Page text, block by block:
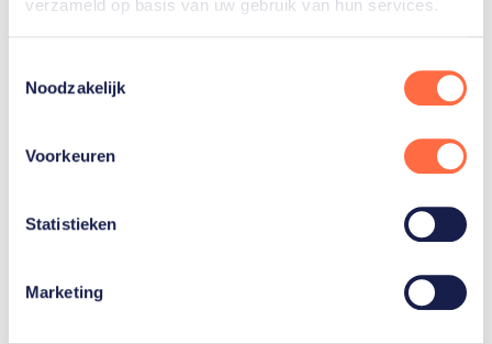
verzameld op basis van uw gebruik van hun services.
Noodzakelijk
Voorkeuren
Statistieken
Marketing